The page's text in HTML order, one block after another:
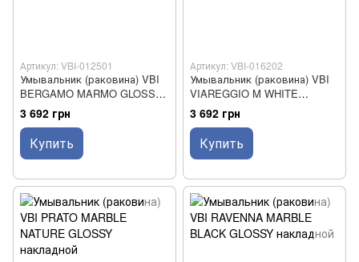
Артикул: VBI-012501
Умывальник (раковина) VBI
BERGAMO MARMO GLOSSY
накладной
3 692 грн
Купить
Артикул: VBI-016202
Умывальник (раковина) VBI
VIAREGGIO M WHITE
накладной
3 692 грн
Купить